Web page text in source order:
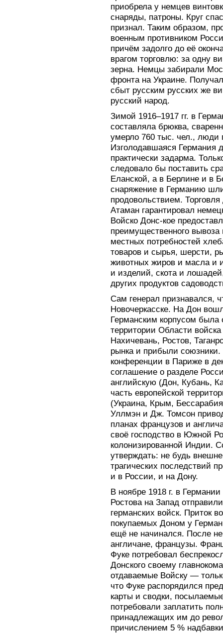
приобрела у немцев
снаряды, патроны. Круг
признал. Таким образом,
военным противником
причём задолго до её
врагом торговлю: за одну
зерна. Немцы забирали
фронта на Украине.
сбыт русским русских же
русский народ.
Зимой 1916–1917 гг. в
составляла брюква,
умерло 760 тыс. чел., люди
Изголодавшаяся Германия
практически задарма.
следовало бы поставить
Еланской, а в Берлине и в
снаряжение в Германию
продовольствием.
Атаман гарантировал
Войско Донс-кое
преимущественного
местных потребностей
товаров и сырья, шерсти,
животных жиров и масла и
и изделий, скота и
других продуктов
Сам генерал признавался,
Новочеркасске. На Дон
Германским корпусом была
территории Области
Нахичевань, Ростов,
рынка и прибыли
конференции в Париже в
соглашение о разделе
английскую (Дон, Кубань,
часть европейской
(Украина, Крым,
Уллмэн и Дж. Томсон
планах французов и
своё господство в Южной
колонизированной Индии.
утверждать: не будь
трагических последствий
и в России, и на Дону.
В ноябре 1918 г. в
Ростова на Запад
германских войск. Приток
покупаемых Доном у
ещё не начинался. После
англичане, французы.
Фуке потребовал
Донского своему
отдаваемые Войску —
что Фуке распорядился
карты и сводки,
потребовали заплатить
принадлежащих им до
причислением 5 %